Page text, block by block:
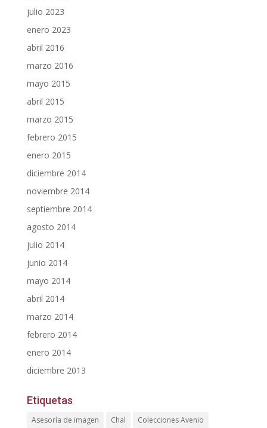
julio 2023
enero 2023
abril 2016
marzo 2016
mayo 2015
abril 2015
marzo 2015
febrero 2015
enero 2015
diciembre 2014
noviembre 2014
septiembre 2014
agosto 2014
julio 2014
junio 2014
mayo 2014
abril 2014
marzo 2014
febrero 2014
enero 2014
diciembre 2013
Etiquetas
Asesoría de imagen Chal
Colecciones Avenio